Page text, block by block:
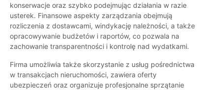
konserwacje oraz szybko podejmując działania w razie
usterek. Finansowe aspekty zarządzania obejmują
rozliczenia z dostawcami, windykację należności, a także
opracowywanie budżetów i raportów, co pozwala na
zachowanie transparentności i kontrolę nad wydatkami.
Firma umożliwia także skorzystanie z usług pośrednictwa
w transakcjach nieruchomości, zawiera oferty
ubezpieczeń oraz organizuje profesjonalne sprzątanie